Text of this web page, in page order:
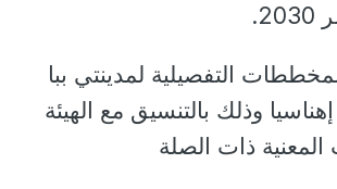
التفصيلية لمدينتي ببا
وذلك بالتنسيق مع الهيئة
المعنية ذات الصلة